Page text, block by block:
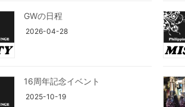
GWの日程
2026-04-28
16周年記念イベント
2025-10-19